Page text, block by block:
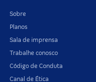
Sobre
Planos
Sala de imprensa
Trabalhe conosco
Código de Conduta
Canal de Ética